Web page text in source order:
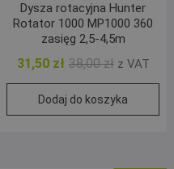
Dysza rotacyjna Hunter
Rotator 1000 MP1000 360
zasięg 2,5-4,5m
38,00zł Pierwotna
cena
wynosiła:
38,00 zł.
31,50 zł
Aktualna
cena
wynosi:
31,50 zł.
z VAT
Dodaj do koszyka